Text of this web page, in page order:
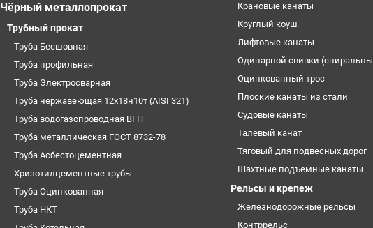
Чёрный металлопрокат
Трубный прокат
Труба Бесшовная
Труба профильная
Труба Электросварная
Труба нержавеющая 12х18н10т (AISI 321)
Труба водогазопроводная ВГП
Труба металлическая ГОСТ 8732-78
Труба Асбестоцементная
Хризотилцементные трубы
Труба Оцинкованная
Труба НКТ
Крановые канаты
Круглый коуш
Лифтовые канаты
Одинарной свивки
Оцинкованный трос
Плоские канаты из стали
Судовые канаты
Талевый канат
Тяговый для подвесных дорог
Шахтные подъемные канаты
Рельсы и крепеж
Железнодорожные рельсы
Контррельс